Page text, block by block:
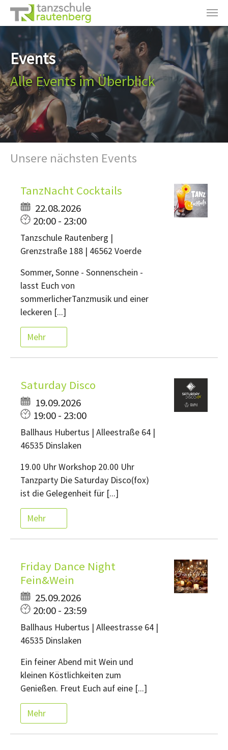
Zum Hauptinhalt springen
Events
Alle Events im Überblick
Unsere nächsten Events
TanzNacht Cocktails
22.08.2026
20:00 - 23:00
Tanzschule Rautenberg |
Grenzstraße 188 | 46562 Voerde
Sommer, Sonne - Sonnenschein -
lasst Euch von
sommerlicherTanzmusik und einer
leckeren [...]
Mehr
Saturday Disco
19.09.2026
19:00 - 23:00
Ballhaus Hubertus | Alleestraße 64 |
46535 Dinslaken
19.00 Uhr Workshop 20.00 Uhr
Tanzparty Die Saturday Disco(fox)
ist die Gelegenheit für [...]
Mehr
Friday Dance Night
Fein&Wein
25.09.2026
20:00 - 23:59
Ballhaus Hubertus | Alleestrasse 64 |
46535 Dinslaken
Ein feiner Abend mit Wein und
kleinen Köstlichkeiten zum
Genießen. Freut Euch auf eine [...]
Mehr